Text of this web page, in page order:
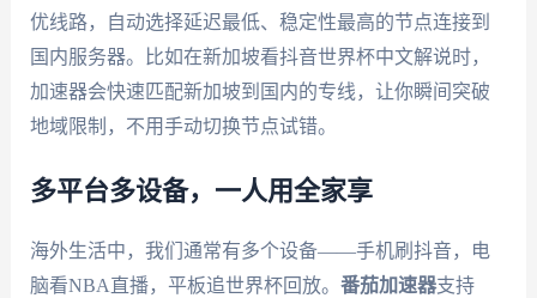
优线路，自动选择延迟最低、稳定性最高的节点连接到
国内服务器。比如在新加坡看抖音世界杯中文解说时，
加速器会快速匹配新加坡到国内的专线，让你瞬间突破
地域限制，不用手动切换节点试错。
多平台多设备，一人用全家享
海外生活中，我们通常有多个设备——手机刷抖音，电
脑看NBA直播，平板追世界杯回放。 番茄加速器支持